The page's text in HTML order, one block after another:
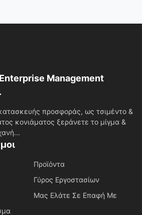
Management
προσφοράς, ως τσιμέντο &
κονιάματος ξεράνετε το μίγμα &
Προϊόντα
Γύρος Εργοστασίων
Μας Ελάτε Σε Επαφή Με